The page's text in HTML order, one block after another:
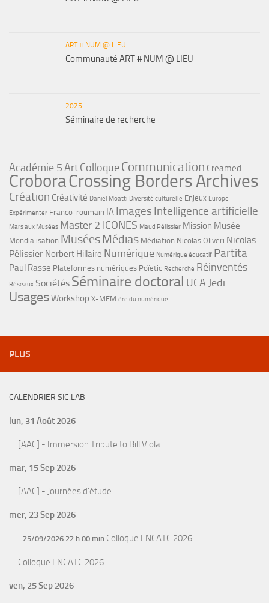
ART # NUM @ LIEU
Communauté ART # NUM @ LIEU
2025
Séminaire de recherche
Académie 5ArtColloqueCommunication Creamed
CroboraCrossing Borders Archives
Création Créativité Daniel Moatti Diversité culturelle Enjeux Europe
Expérimenter Franco-roumain IA Images Intelligence artificielle
Mars aux Musées Master 2 ICONES Maud Pélissier Mission Musée
Mondialisation MuséesMédias Médiation Nicolas Oliveri Nicolas
Pélissier Norbert Hillaire Numérique Numérique éducatif Partita
Paul Rasse Plateformes numériques Poïetic Recherche Réinventés
Réseaux Sociétés Séminaire doctoral UCA Jedi
UsagesWorkshop X-MEM ère du numérique
PLUS
CALENDRIER SIC.LAB
lun, 31 Août 2026
[AAC] - Immersion Tribute to Bill Viola
mar, 15 Sep 2026
[AAC] - Journées d'étude
mer, 23 Sep 2026
- 25/09/2026 22 h 00 min Colloque ENCATC 2026
Colloque ENCATC 2026
ven, 25 Sep 2026